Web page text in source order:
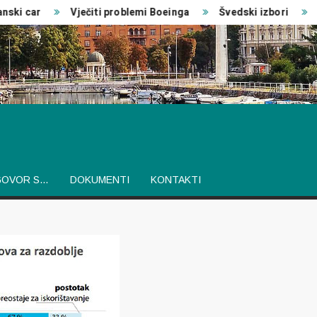
car Vječiti problemi Boeinga Švedski izbori
S… DOKUMENTI KONTAKTI